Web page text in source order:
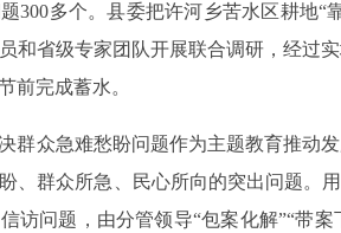
300多个。县委把许河乡苦水区耕地“
和省级专家团队开展联合调研，经过
前完成蓄水。
群众急难愁盼问题作为主题教育推动
、群众所急、民心所向的突出问题。
访问题，由分管领导“包案化解”“带